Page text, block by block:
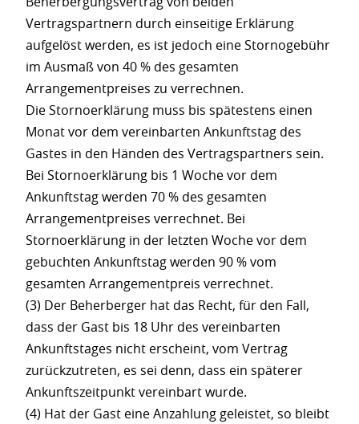
Vertragspartnern durch einseitige Erklärung
aufgelöst werden, es ist jedoch eine Stornogebühr
im Ausmaß von 40 % des gesamten
Arrangementpreises zu verrechnen.
Die Stornoerklärung muss bis spätestens einen
Monat vor dem vereinbarten Ankunftstag des
Gastes in den Händen des Vertragspartners sein.
Bei Stornoerklärung bis 1 Woche vor dem
Ankunftstag werden 70 % des gesamten
Arrangementpreises verrechnet. Bei
Stornoerklärung in der letzten Woche vor dem
gebuchten Ankunftstag werden 90 % vom
gesamten Arrangementpreis verrechnet.
(3) Der Beherberger hat das Recht, für den Fall,
dass der Gast bis 18 Uhr des vereinbarten
Ankunftstages nicht erscheint, vom Vertrag
zurückzutreten, es sei denn, dass ein späterer
Ankunftszeitpunkt vereinbart wurde.
(4) Hat der Gast eine Anzahlung geleistet, so bleibt